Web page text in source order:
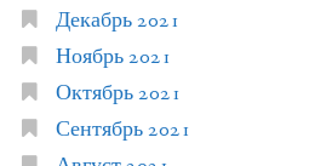
Декабрь 2021
Ноябрь 2021
Октябрь 2021
Сентябрь 2021